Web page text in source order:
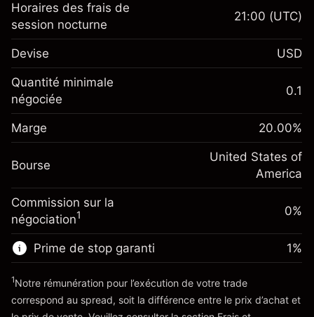
Marge. Votre
investissement
$1,000.00
Ajustement des fonds de
overnight
(-$1.08)
Taille de la position avec effet de levier
~$5,000.00
$4,000.00
Vers la plateforme
Marge. Votre
investissement
Ajustement des fonds
Frais sur la valeur totale de la
position
-0.000654
%
(-$0.03)
Taille de la position avec effet de levier
~$5,000.00
Valeur nominale avec effet de levier
Vers la plateforme
Horaires des frais de
session nocturne
21:00 (UTC)
Devise USD
Quantité minimale
négociée
0.1
Marge 20.00%
Bourse
United States of
America
Commission sur la
négociation1 0%
Prime de stop garanti 1%
1Notre rémunération pour l’exécution de votre trade
correspond au spread, soit la différence entre le prix d’achat et